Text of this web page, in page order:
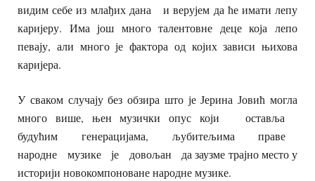
видим себе из млађих дана и верујем да ће имати лепу
каријеру. Има још много талентовне деце која лепо
певају, али много је фактора од којих зависи њихова
каријера.
У сваком случају без обзира што је Јерина Јовић могла
много више, њен музички опус који оставља
будућим генерацијама, љубитељима праве
народне музике је довољан да заузме трајно место у
историји новокомпоноване народне музике.